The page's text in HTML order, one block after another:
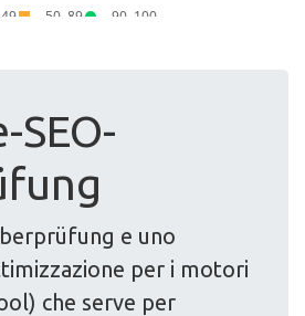
SEO-
e uno
per i motori
che serve per